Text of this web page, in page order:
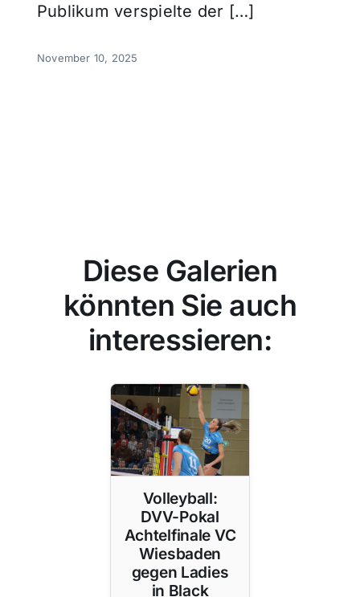
Publikum verspielte der […]
November 10, 2025
Diese Galerien
könnten Sie auch
interessieren:
Volleyball:
DVV-Pokal
Achtelfinale VC
Wiesbaden
gegen Ladies
in Black